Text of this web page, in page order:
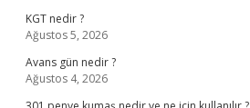
KGT nedir ?
Ağustos 5, 2026
Avans gün nedir ?
Ağustos 4, 2026